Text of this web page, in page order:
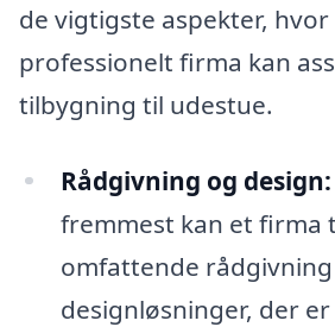
de vigtigste aspekter, hvor
professionelt firma kan
tilbygning til udestue.
Rådgivning og design:
fremmest kan et firma
omfattende
designløsninger, der